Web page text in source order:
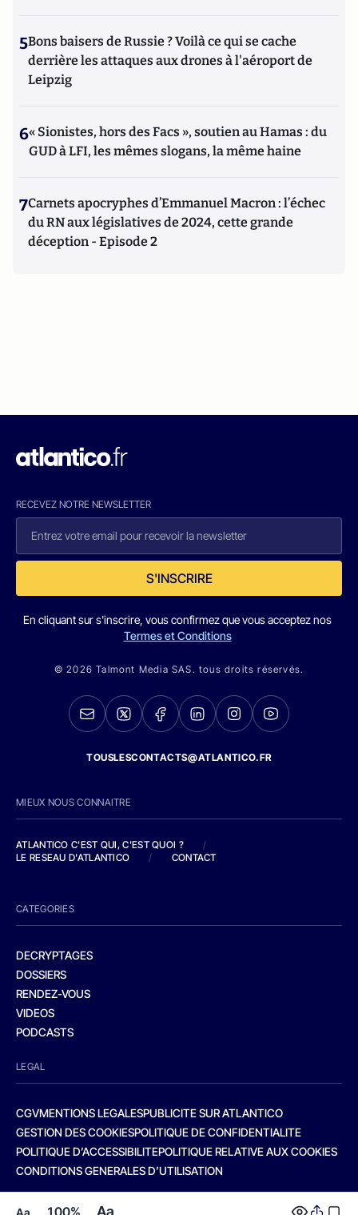
Aa 100% Aa
5Bons baisers de Russie ? Voilà ce qui se cache
derrière les attaques aux drones à l'aéroport de
Leipzig
6« Sionistes, hors des Facs », soutien au Hamas : du
GUD à LFI, les mêmes slogans, la même haine
7Carnets apocryphes d’Emmanuel Macron : l’échec
du RN aux législatives de 2024, cette grande
déception - Episode 2
RECEVEZ NOTRE NEWSLETTER
S'INSCRIRE
En cliquant sur s'inscrire, vous confirmez que vous acceptez nos
Termes et Conditions
© 2026 Talmont Media SAS. tous droits réservés.
TOUSLESCONTACTS@ATLANTICO.FR
MIEUX NOUS CONNAITRE
ATLANTICO C'EST QUI, C'EST QUOI ?
/
LE RESEAU D'ATLANTICO
/ CONTACT
CATEGORIES
DECRYPTAGES
DOSSIERS
RENDEZ-VOUS
VIDEOS
PODCASTS
LEGAL
CGVMENTIONS LEGALESPUBLICITE SUR ATLANTICO
GESTION DES COOKIESPOLITIQUE DE CONFIDENTIALITE
POLITIQUE D’ACCESSIBILITEPOLITIQUE RELATIVE AUX COOKIES
CONDITIONS GENERALES D’UTILISATION